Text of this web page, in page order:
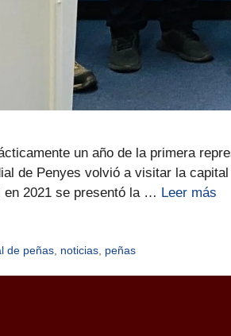
un año de la primera
de Penyes volvió a visitar la
en 2021 se presentó la … Leer más
de peñas, noticias, peñas